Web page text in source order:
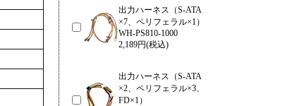
出力ハーネス（S-ATA
×7、ペリフェラル×1）
WH-PS810-1000
2,189円(税込)
出力ハーネス（S-ATA
×2、ペリフェラル×3、
FD×1）